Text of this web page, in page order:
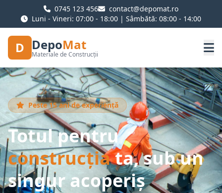
0745 123 456
contact@depomat.ro
Luni - Vineri: 07:00 - 18:00 | Sâmbătă: 08:00 - 14:00
D DepoMat
Materiale de Construcții
Peste 15 ani de experiență
Totul pentru
construcțiata, sub un
singur acoperiș